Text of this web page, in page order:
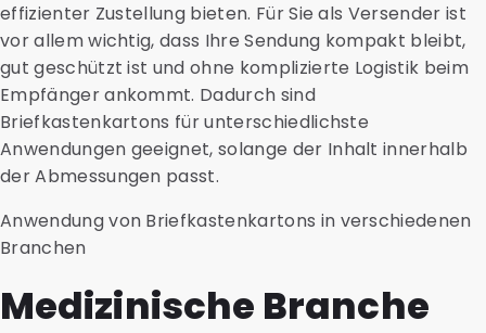
effizienter Zustellung bieten. Für Sie als Versender ist
vor allem wichtig, dass Ihre Sendung kompakt bleibt,
gut geschützt ist und ohne komplizierte Logistik beim
Empfänger ankommt. Dadurch sind
Briefkastenkartons für unterschiedlichste
Anwendungen geeignet, solange der Inhalt innerhalb
der Abmessungen passt.
Anwendung von Briefkastenkartons in verschiedenen
Branchen
Medizinische Branche